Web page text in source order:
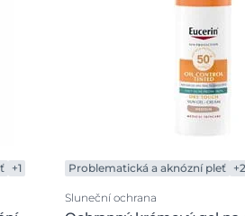
+1 Problematická a aknózní pleť +2
Sluneční ochrana